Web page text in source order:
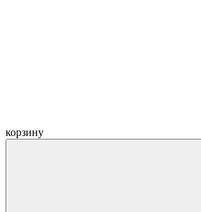
корзину